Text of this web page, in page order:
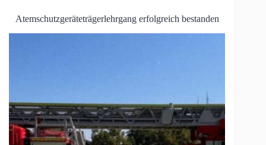
Atemschutzgeräteträgerlehrgang erfolgreich bestanden